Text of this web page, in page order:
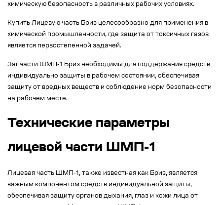
химическую безопасность в различных рабочих условиях.
Купить Лицевую часть Бриз целесообразно для применения в
химической промышленности, где защита от токсичных газов
является первостепенной задачей.
Запчасти ШМП-1 Бриз необходимы для поддержания средств
индивидуально защиты в рабочем состоянии, обеспечивая
защиту от вредных веществ и соблюдение норм безопасности
на рабочем месте.
Технические параметры
лицевой части ШМП-1
Лицевая часть ШМП-1, также известная как Бриз, является
важным компонентом средств индивидуальной защиты,
обеспечивая защиту органов дыхания, глаз и кожи лица от